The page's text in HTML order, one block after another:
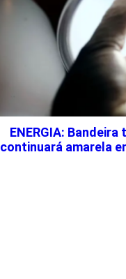
ENERGIA:
continuará amarela